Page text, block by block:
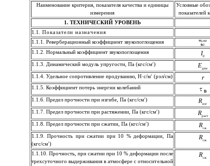
Наименование критерия, показателя качества и единицы
измерения
Условные
показателей
1. ТЕХНИЧЕСКИЙ УРОВЕНЬ
1.1.
Показатели назначения
1.1.1. Реверберационный коэффициент звукопоглощения
1.1.2. Нормальный коэффициент звукопоглощения
I0
1.1.3. Динамический модуль упругости, Па (кгс/см2) Един
1.1.4. Удельное сопротивление продуванию, Н·с/м2(рэл/см) r
1.1.5. Коэффициент потерь энергии колебаний
1.1.6. Предел прочности при изгибе, Па (кгс/см2) Rизг
1.1.7. Предел прочности при растяжении, Па (кгс/см2) Rраст
1.1.8. Предел прочности при сжатии, Па (кгс/см2) Rсж
1.1.9. Прочность при сжатии при 10 % деформации, Па
(кгс/см2)
Rсж
1.1.10. Прочность, при сжатии при 10 % деформации после
трехсуточного выдерживания в атмосфере с относительной
Rсж